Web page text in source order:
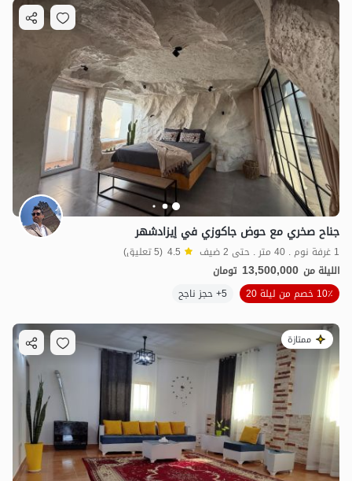
جناح صخري مع حوض جاكوزي في إيزادشهر
1 غرفة نوم . 40 متر . حتى 2 ضيف 4.5 (5 تعليق)
الليلة من 13,500,000 تومان
10٪ خصم من ليلة 20
5+ حجز ناجح
ممتازة